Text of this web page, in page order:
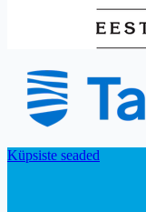
Küpsiste seaded